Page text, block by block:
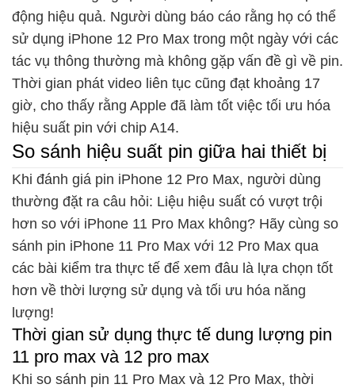
động hiệu quả. Người dùng báo cáo rằng họ có thể
sử dụng iPhone 12 Pro Max trong một ngày với các
tác vụ thông thường mà không gặp vấn đề gì về pin.
Thời gian phát video liên tục cũng đạt khoảng 17
giờ, cho thấy rằng Apple đã làm tốt việc tối ưu hóa
hiệu suất pin với chip A14.
So sánh hiệu suất pin giữa hai thiết bị
Khi đánh giá pin iPhone 12 Pro Max, người dùng
thường đặt ra câu hỏi: Liệu hiệu suất có vượt trội
hơn so với iPhone 11 Pro Max không? Hãy cùng so
sánh pin iPhone 11 Pro Max với 12 Pro Max qua
các bài kiểm tra thực tế để xem đâu là lựa chọn tốt
hơn về thời lượng sử dụng và tối ưu hóa năng
lượng!
Thời gian sử dụng thực tế dung lượng pin
11 pro max và 12 pro max
Khi so sánh pin 11 Pro Max và 12 Pro Max, thời